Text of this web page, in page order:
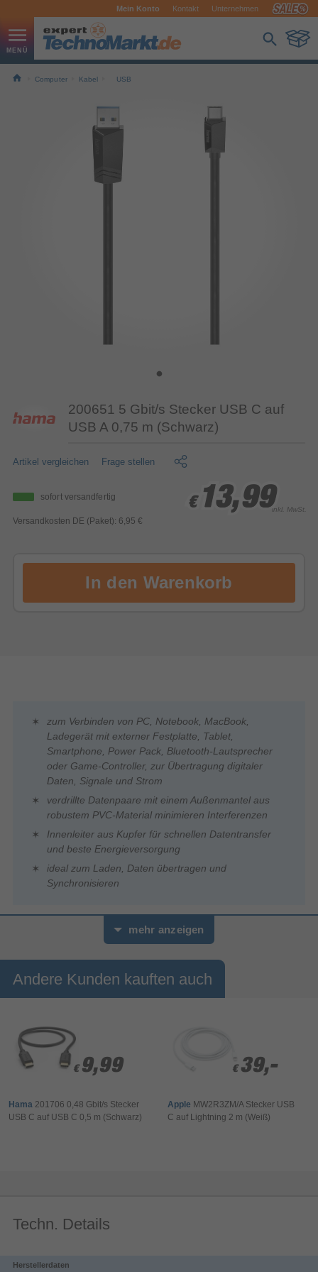
Mein Konto Kontakt Unternehmen
Computer Kabel USB
200651 5 Gbit/s Stecker USB C auf
USB A 0,75 m (Schwarz)
Artikel vergleichen Frage stellen
sofort versandfertig
Versandkosten DE (Paket): 6,95 €
€ 13,99
€ 13,99
€ 13,99inkl. MwSt.
zum Verbinden von PC, Notebook, MacBook,
Ladegerät mit externer Festplatte, Tablet,
Smartphone, Power Pack, Bluetooth-Lautsprecher
oder Game-Controller, zur Übertragung digitaler
Daten, Signale und Strom
verdrillte Datenpaare mit einem Außenmantel aus
robustem PVC-Material minimieren Interferenzen
Innenleiter aus Kupfer für schnellen Datentransfer
und beste Energieversorgung
ideal zum Laden, Daten übertragen und
Synchronisieren
Super-Speed-Datenübertragung von bis zu 5 Gbit/s
elektromagnetischen Störeinflüssen
Schlanker Stecker eignet sich besonders gut für mobile und
Hochwertige Materialien und Verarbeitung gewährleisten eine
exzellente Übertragungsqualität
mehr anzeigen
Andere Kunden kauften auch
€ 9,99
€ 9,99
Hama 201706 0,48 Gbit/s Stecker
USB C auf USB C 0,5 m (Schwarz)
€ 39,-
€ 39,-
Apple MW2R3ZM/A Stecker USB
C auf Lightning 2 m (Weiß)
Techn. Details
Herstellerdaten